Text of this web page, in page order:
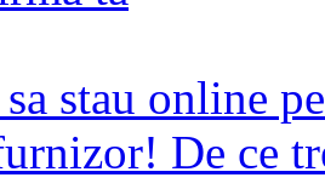
sa stau online
De ce